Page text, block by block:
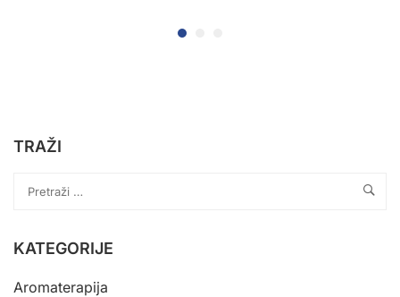
TRAŽI
KATEGORIJE
Aromaterapija